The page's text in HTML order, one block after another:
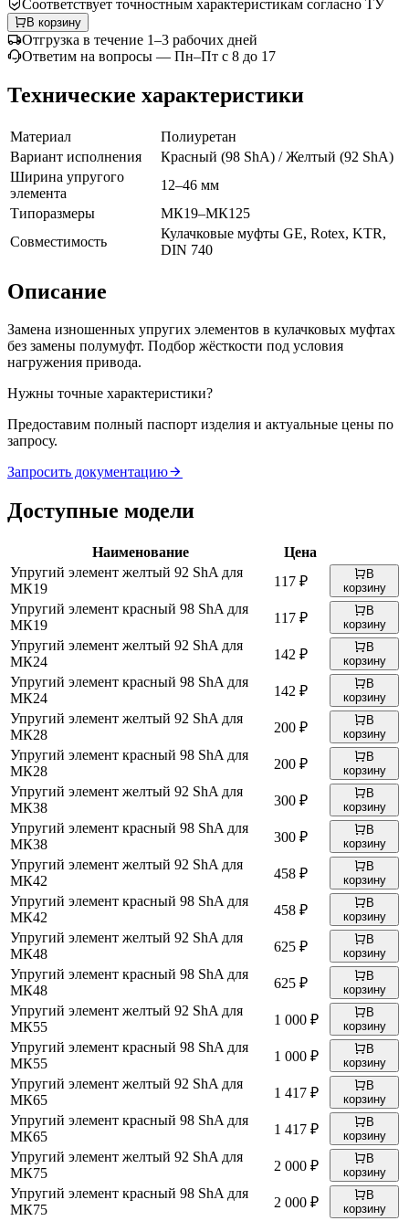
Соответствует точностным характеристикам согласно ТУ
В корзину
Отгрузка в течение 1–3 рабочих дней
Ответим на вопросы — Пн–Пт с 8 до 17
Технические характеристики
Материал
Полиуретан
Вариант исполнения
Красный (98 ShA) / Желтый (92 ShA)
Ширина упругого
элемента
12–46 мм
Типоразмеры
МК19–МК125
Совместимость
Кулачковые муфты GE, Rotex, KTR,
DIN 740
Описание
Замена изношенных упругих элементов в кулачковых муфтах
без замены полумуфт. Подбор жёсткости под условия
нагружения привода.
Нужны точные характеристики?
Предоставим полный паспорт изделия и актуальные цены по
запросу.
Запросить документацию
Доступные модели
Наименование
Цена
Упругий элемент желтый 92 ShA для
МК19
117 ₽
В
корзину
Упругий элемент красный 98 ShA для
МК19
117 ₽
В
корзину
Упругий элемент желтый 92 ShA для
МК24
142 ₽
В
корзину
Упругий элемент красный 98 ShA для
МК24
142 ₽
В
корзину
Упругий элемент желтый 92 ShA для
МК28
200 ₽
В
корзину
Упругий элемент красный 98 ShA для
МК28
200 ₽
В
корзину
Упругий элемент желтый 92 ShA для
МК38
300 ₽
В
корзину
Упругий элемент красный 98 ShA для
МК38
300 ₽
В
корзину
Упругий элемент желтый 92 ShA для
МК42
458 ₽
В
корзину
Упругий элемент красный 98 ShA для
МК42
458 ₽
В
корзину
Упругий элемент желтый 92 ShA для
МК48
625 ₽
В
корзину
Упругий элемент красный 98 ShA для
МК48
625 ₽
В
корзину
Упругий элемент желтый 92 ShA для
МК55
1 000 ₽
В
корзину
Упругий элемент красный 98 ShA для
МК55
1 000 ₽
В
корзину
Упругий элемент желтый 92 ShA для
МК65
1 417 ₽
В
корзину
Упругий элемент красный 98 ShA для
МК65
1 417 ₽
В
корзину
Упругий элемент желтый 92 ShA для
МК75
2 000 ₽
В
корзину
Упругий элемент красный 98 ShA для
МК75
2 000 ₽
В
корзину